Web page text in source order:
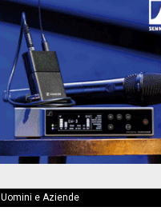
Uomini e Aziende